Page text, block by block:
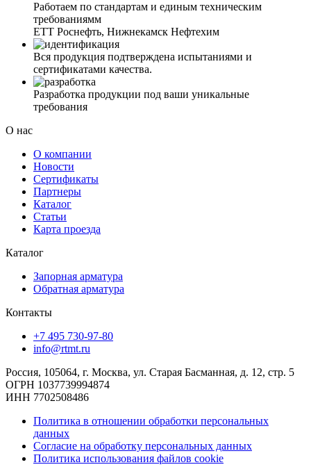
Работаем по стандартам и единым техническим
требованиямм
ЕТТ Роснефть, Нижнекамск Нефтехим
Вся продукция подтверждена испытаниями и
сертификатами качества.
Разработка продукции под ваши уникальные
требования
О нас
О компании
Новости
Сертификаты
Партнеры
Каталог
Статьи
Карта проезда
Каталог
Запорная арматура
Обратная арматура
Контакты
+7 495 730-97-80
info@rtmt.ru
Россия, 105064, г. Москва, ул. Старая Басманная, д. 12, стр. 5
ОГРН 1037739994874
ИНН 7702508486
Политика в отношении обработки персональных
данных
Согласие на обработку персональных данных
Политика использования файлов cookie